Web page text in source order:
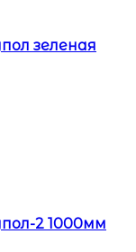
зеленая
2 1000мм